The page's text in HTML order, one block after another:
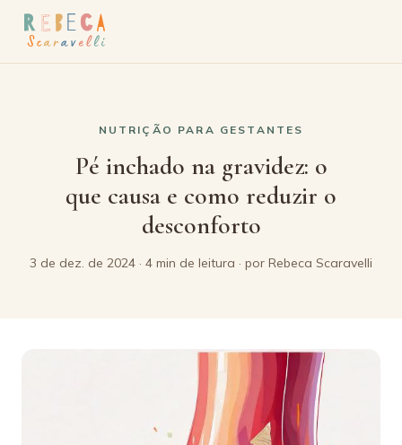
NUTRIÇÃO PARA GESTANTES
Pé inchado na gravidez: o
que causa e como reduzir o
desconforto
3 de dez. de 2024 · 4 min de leitura · por Rebeca Scaravelli